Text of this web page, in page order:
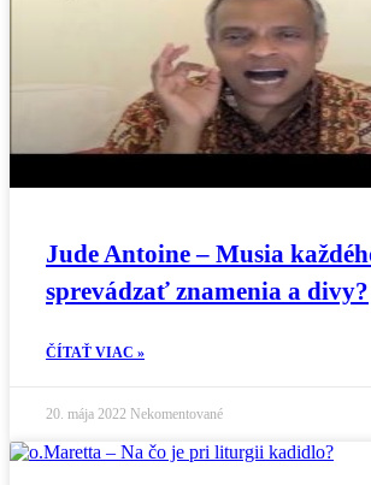
Jude Antoine – Musia
sprevádzať znamenia a divy?
ČÍTAŤ VIAC »
20. mája 2022 Nekomentované